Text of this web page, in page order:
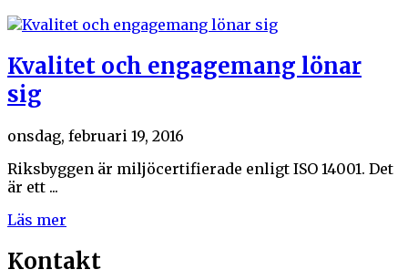
Kvalitet och engagemang lönar
sig
onsdag, februari 19, 2016
Riksbyggen är miljöcertifierade enligt ISO 14001. Det
är ett ...
Läs mer
Kontakt